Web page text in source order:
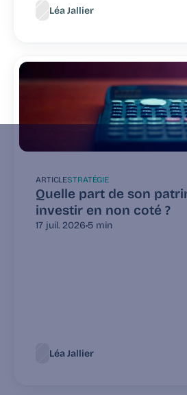
Léa Jallier
ARTICLESTRATÉGIE
Quelle part de son
investir en non coté ?
17 juil. 2026•5 min
Léa Jallier